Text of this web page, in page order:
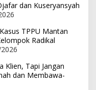
dan Kuseryansyah
TPPU Mantan
Radikal
Klien, Tapi Jangan
dan Membawa-